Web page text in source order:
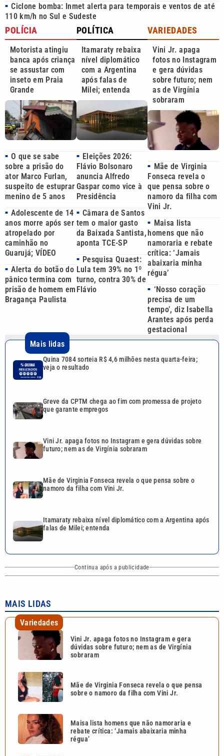
■ Ciclone bomba: Inmet alerta para temporais e ventos de até
110 km/h no Sul e Sudeste
POLÍCIA
Motorista atingiu
banca após criança
se assustar com
inseto em Praia
Grande
■ O que se sabe
sobre a prisão do
ator Marco Furlan,
suspeito de estuprar
menino de 5 anos
■ Adolescente de 14
anos morre após ser
atropelado por
caminhão no
Guarujá; VÍDEO
■ Alerta do botão do
pânico termina com
prisão de homem em
Bragança Paulista
POLÍTICA
Itamaraty rebaixa
nível diplomático
com a Argentina
após falas de
Milei; entenda
■
Eleições 2026:
Flávio Bolsonaro
anuncia Alfredo
Gaspar como vice à
Presidência
■ Câmara de Santos
tem o maior gasto
da Baixada Santista,
aponta TCE-SP
■
Pesquisa Quaest:
Lula tem 39% no 1º
turno, contra 30% de
Flávio
VARIEDADES
Vini Jr. apaga
fotos no Instagram
e gera dúvidas
sobre futuro; nem
as de Virgínia
sobraram
■
Mãe de Virginia
Fonseca revela o
que pensa sobre o
namoro da filha com
Vini Jr.
■
Maisa lista
homens que não
namoraria e rebate
crítica: ‘Jamais
abaixaria minha
régua’
■
‘Nosso coração
precisa de um
tempo’, diz Isabella
Arantes após perda
gestacional
Mais lidas
Quina 7084 sorteia R$ 4,6 milhões nesta quarta-feira;
veja o resultado
Greve da CPTM chega ao fim com promessa de projeto
que garante empregos
Vini Jr. apaga fotos no Instagram e gera dúvidas sobre
futuro; nem as de Virgínia sobraram
Mãe de Virginia Fonseca revela o que pensa sobre o
namoro da filha com Vini Jr.
Itamaraty rebaixa nível diplomático com a Argentina após
falas de Milei; entenda
Continua após a publicidade
MAIS LIDAS
Variedades
Vini Jr. apaga fotos no Instagram e gera
dúvidas sobre futuro; nem as de Virgínia
sobraram
Mãe de Virginia Fonseca revela o que pensa
sobre o namoro da filha com Vini Jr.
Maisa lista homens que não namoraria e
rebate crítica: ‘Jamais abaixaria minha
régua’